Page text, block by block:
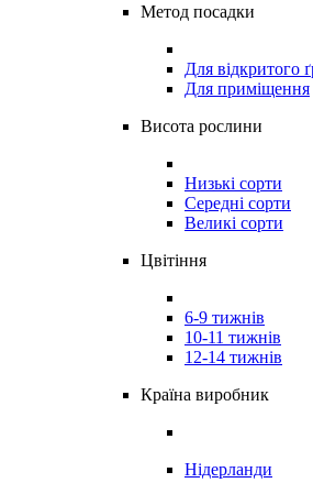
Метод посадки
Для відкритого
Для приміщення
Висота рослини
Низькі сорти
Середні сорти
Великі сорти
Цвітіння
6-9 тижнів
10-11 тижнів
12-14 тижнів
Країна виробник
Нідерланди